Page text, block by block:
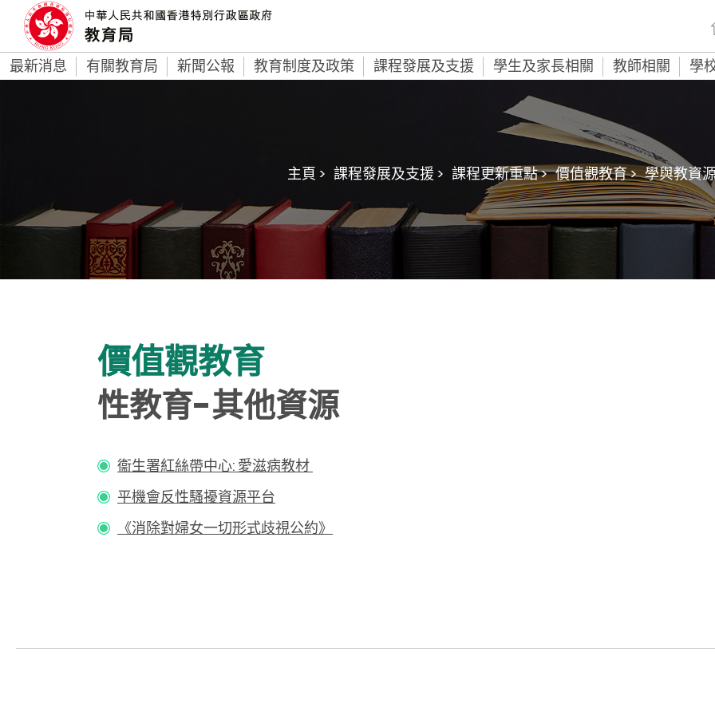
最新消息 有關教育局 新聞公報 教育制度及政策 課程發展及支援 學生及家長相關 教師相關 學
主頁 > 課程發展及支援 > 課程更新重點 > 價值觀教育 > 學與教資
價值觀教育
性教育-其他資源
衞生署紅絲帶中心: 愛滋病教材
平機會反性騷擾資源平台
《消除對婦女一切形式歧視公約》